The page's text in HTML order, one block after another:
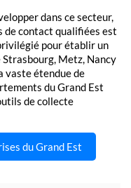
dans ce secteur,
de contact qualifiées est
pour établir un
Metz, Nancy
vaste étendue de
du Grand Est
de collecte
du Grand Est